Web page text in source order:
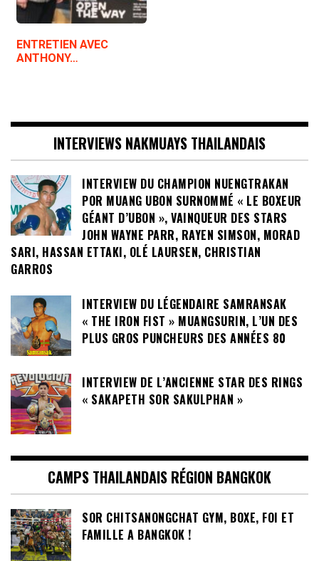
ENTRETIEN AVEC
ANTHONY…
INTERVIEWS NAKMUAYS THAILANDAIS
INTERVIEW DU CHAMPION NUENGTRAKAN
POR MUANG UBON SURNOMMÉ « LE BOXEUR
GÉANT D’UBON », VAINQUEUR DES STARS
JOHN WAYNE PARR, RAYEN SIMSON, MORAD
SARI, HASSAN ETTAKI, OLÉ LAURSEN, CHRISTIAN
GARROS
INTERVIEW DU LÉGENDAIRE SAMRANSAK
« THE IRON FIST » MUANGSURIN, L’UN DES
PLUS GROS PUNCHEURS DES ANNÉES 80
INTERVIEW DE L’ANCIENNE STAR DES RINGS
« SAKAPETH SOR SAKULPHAN »
CAMPS THAILANDAIS RÉGION BANGKOK
SOR CHITSANONGCHAT GYM, BOXE, FOI ET
FAMILLE A BANGKOK !